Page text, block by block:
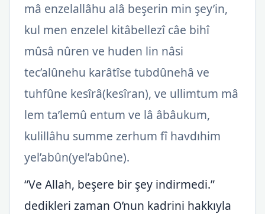
mâ enzelallâhu alâ beşerin min şey’in,
kul men enzelel kitâbellezî câe bihî
mûsâ nûren ve huden lin nâsi
tec’alûnehu karâtîse tubdûnehâ ve
tuhfûne kesîrâ(kesîran), ve ullimtum mâ
lem ta’lemû entum ve lâ âbâukum,
kulillâhu summe zerhum fî havdıhim
yel’abûn(yel’abûne).
“Ve Allah, beşere bir şey indirmedi.”
dedikleri zaman O’nun kadrini hakkıyla